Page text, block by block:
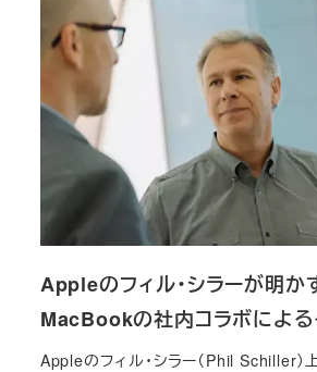
Appleのフィル・シラーが明か
MacBookの社内コラボによ
Appleのフィル・シラー（Phil Schiller）